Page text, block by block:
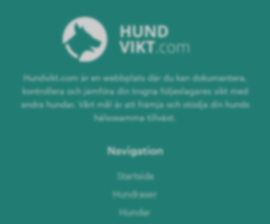
Hundvikt.com är en webbplats där du kan dokumentera,
kontrollera och jämföra din trogna följeslagares vikt med
andra hundar. Vårt mål är att främja och stödja din hunds
hälsosamma tillväxt.
Navigation
Startsida
Hundraser
Hundar